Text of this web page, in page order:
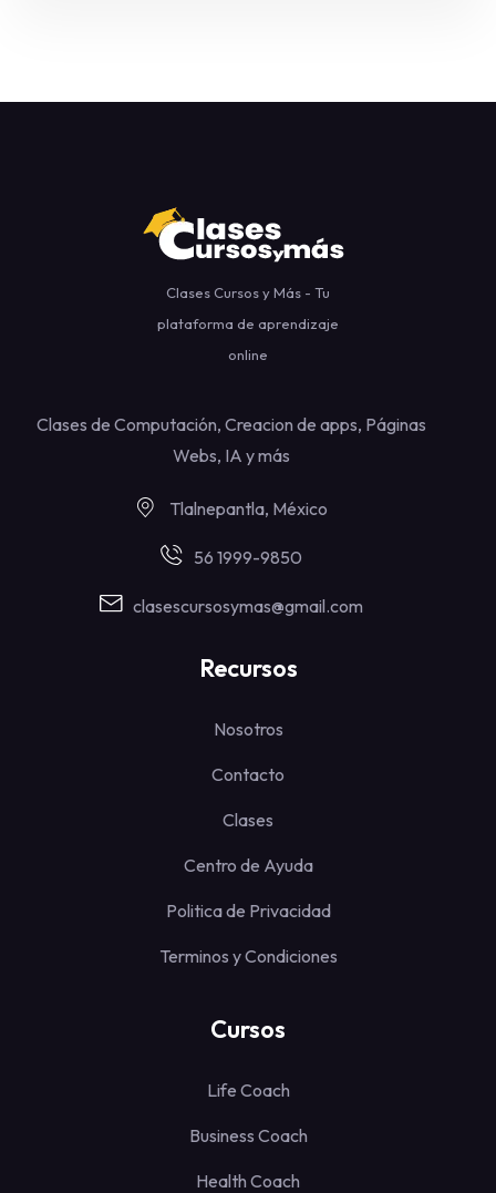
Clases Cursos y Más - Tu
plataforma de aprendizaje
online
Clases de Computación, Creacion de apps, Páginas
Webs, IA y más
Tlalnepantla, México
56 1999-9850
clasescursosymas@gmail.com
Recursos
Nosotros
Contacto
Clases
Centro de Ayuda
Politica de Privacidad
Terminos y Condiciones
Cursos
Life Coach
Business Coach
Health Coach